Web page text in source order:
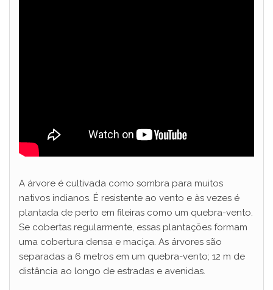
A árvore é cultivada como sombra para muitos
nativos indianos. É resistente ao vento e às vezes é
plantada de perto em fileiras como um quebra-vento.
Se cobertas regularmente, essas plantações formam
uma cobertura densa e maciça. As árvores são
separadas a 6 metros em um quebra-vento; 12 m de
distância ao longo de estradas e avenidas.